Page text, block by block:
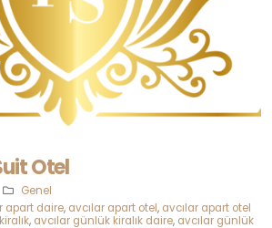
Otel
Genel
apart daire, avcılar apart otel, avcılar apart otel
, avcılar günlük kiralık daire, avcılar günlük